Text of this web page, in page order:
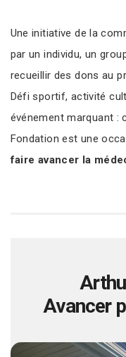
Une initiative de la
par un individu, un
recueillir des dons au
Défi sportif, activité
événement marquant :
Fondation est une
faire avancer la
Avancer